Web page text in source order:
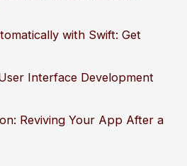
with Swift: Get
Interface Development
Reviving Your App After a